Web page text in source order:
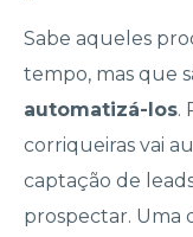
Sabe aqueles
tempo, mas que
automatizá-los.
corriqueiras vai
captação de
prospectar. Uma